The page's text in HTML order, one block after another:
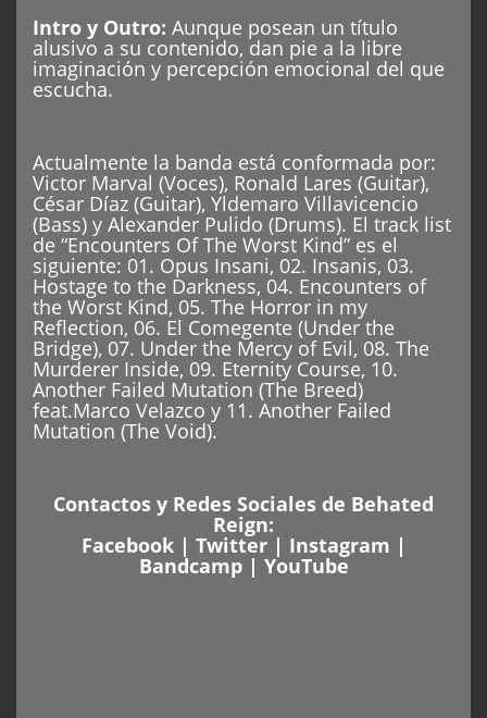
Intro y Outro: Aunque posean un título
alusivo a su contenido, dan pie a la libre
imaginación y percepción emocional del que
escucha.
Actualmente la banda está conformada por:
Victor Marval (Voces), Ronald Lares (Guitar),
César Díaz (Guitar), Yldemaro Villavicencio
(Bass) y Alexander Pulido (Drums). El track list
de “Encounters Of The Worst Kind” es el
siguiente: 01. Opus Insani, 02. Insanis, 03.
Hostage to the Darkness, 04. Encounters of
the Worst Kind, 05. The Horror in my
Reflection, 06. El Comegente (Under the
Bridge), 07. Under the Mercy of Evil, 08. The
Murderer Inside, 09. Eternity Course, 10.
Another Failed Mutation (The Breed)
feat.Marco Velazco y 11. Another Failed
Mutation (The Void).
Contactos y Redes Sociales de Behated
Reign:
Facebook| Twitter| Instagram |
Bandcamp| YouTube